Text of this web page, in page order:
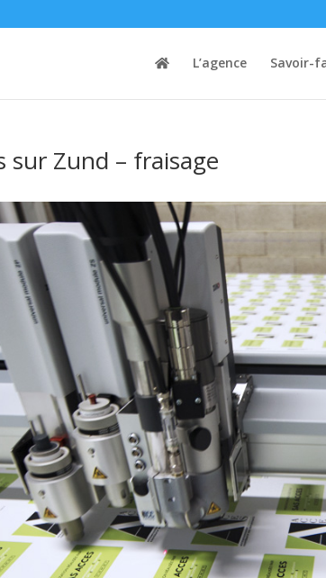
L’agence Savoir-
sur Zund – fraisage